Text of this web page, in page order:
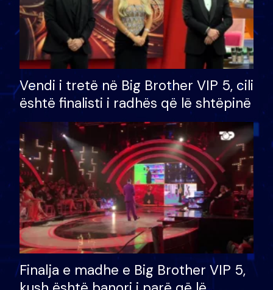
Vendi i tretë në Big Brother VIP 5, cili
është finalisti i radhës që lë shtëpinë
Finalja e madhe e Big Brother VIP 5,